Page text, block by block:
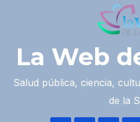
La Web
Salud pública, ciencia,
de la